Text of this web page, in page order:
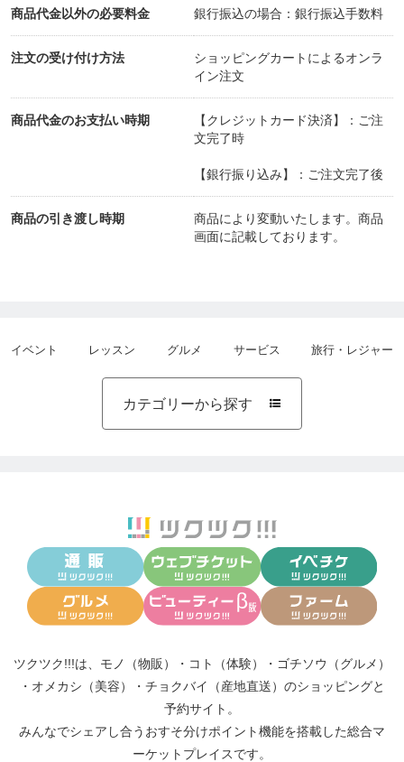
※出張料金は場所により変動する場合がございます
お2人以上受けていただくと出張料金は無料です。
企業様への出張『骨盤調整体験施術』も承っており
心身共に不調のないウェルビーイングな生活を目指
【Wellness Lab~ウエルネスラボ~】
《お問合せ》
【受付時間】9:00〜20:00(予約制)
※電話に出られない時もありますが、折り返しかけ
【tel】08080308941
【mail】chiro.wellnesslab@gmail.com
【facebook】 https://www.facebook.com/chiro.wellne
sslab
esslab/
【YouTube】体験施術動画https://youtu.be/BQAQr
nwM1o8
【プロフィール】https://home.tsuku2.jp/f/Lab/prof
商品代金以外の必要料金 銀行振込の場合：銀行振込手数料
注文の受け付け方法
ショッピングカートによるオンラ
イン注文
商品代金のお支払い時期
【クレジットカード決済】：ご注
文完了時
【銀行振り込み】：ご注文完了後
商品の引き渡し時期
商品により変動いたします。商品
画面に記載しております。
イベント レッスン グルメ サービス 旅行・レジャー
カテゴリーから探す 
ツクツク!!!は、 モノ（物販） ・ コト（体験） ・ ゴチソウ（グルメ）
・ オメカシ（美容） ・ チョクバイ（産地直送） のショッピングと
予約サイト。
みんなでシェアし合う おすそ分けポイント機能を搭載した総合マ
ーケットプレイスです。